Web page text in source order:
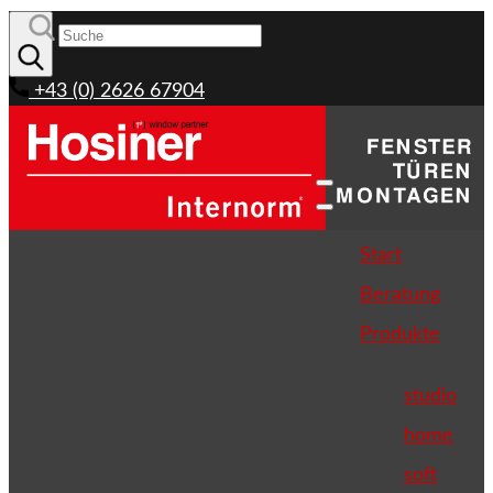
+43 (0) 2626 67904
Start
Beratung
Produkte
studio
home
soft